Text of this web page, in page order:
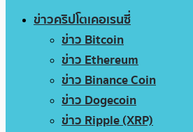
ข่าวคริปโตเคอเรนซี่
ข่าว Bitcoin
ข่าว Ethereum
ข่าว Binance Coin
ข่าว Dogecoin
ข่าว Ripple (XRP)